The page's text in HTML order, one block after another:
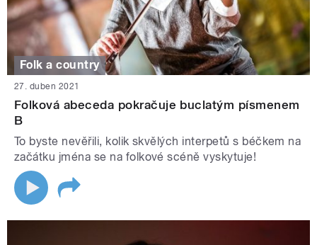
Folk a country
27. duben 2021
Folková abeceda pokračuje buclatým písmenem
B
To byste nevěřili, kolik skvělých interpetů s béčkem na
začátku jména se na folkové scéně vyskytuje!